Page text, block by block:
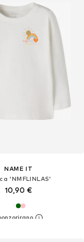
NAME IT
'NMFLINLAS'
10,90 €